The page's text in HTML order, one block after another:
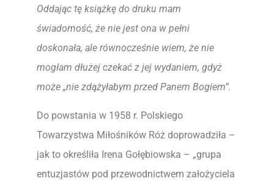
Oddając tę książkę do druku mam
świadomość, że nie jest ona w pełni
doskonała, ale równocześnie wiem, że nie
mogłam dłużej czekać z jej wydaniem, gdyż
może „nie zdążyłabym przed Panem Bogiem”.
Do powstania w 1958 r. Polskiego
Towarzystwa Miłośników Róż doprowadziła –
jak to określiła Irena Gołębiowska – „grupa
entuzjastów pod przewodnictwem założyciela